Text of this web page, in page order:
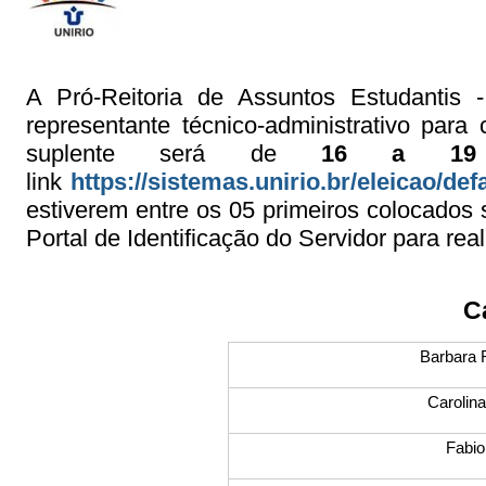
A Pró-Reitoria de Assuntos
representante técnico-administrativo
suplente será de 16 a 19
link https://sistemas.unirio.br/eleicao/
estiverem entre os 05 primeiros
Portal de Identificação do Servidor para
Barbara